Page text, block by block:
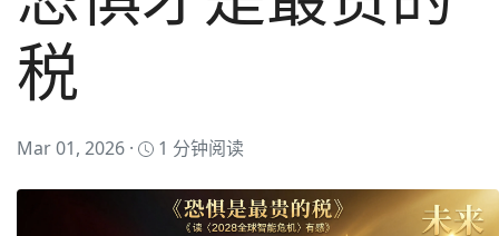
税
Mar 01, 2026 · 1 分钟阅读